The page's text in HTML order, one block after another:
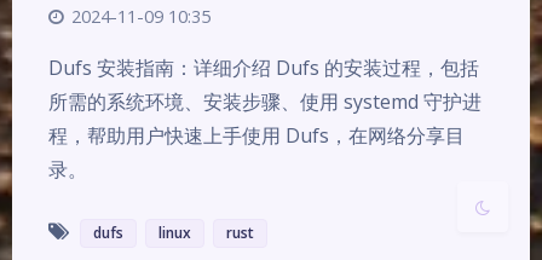
关闭 日落 暗化 灰度
2024-11-09 10:35
Dufs 安装指南：详细介绍 Dufs 的安装过程，包括
所需的系统环境、安装步骤、使用 systemd 守护进
程，帮助用户快速上手使用 Dufs，在网络分享目
录。
dufs linux rust